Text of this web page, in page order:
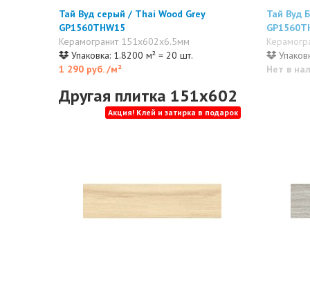
Тай Вуд серый / Thai Wood Grey
GP1560THW15
Керамогранит 151x602x6.5мм
Упаковка: 1.8200 м² = 20 шт.
1 290 руб./м²
Тай Вуд
Нет в
Другая плитка 151x602
Акция! Клей и затирка в подарок